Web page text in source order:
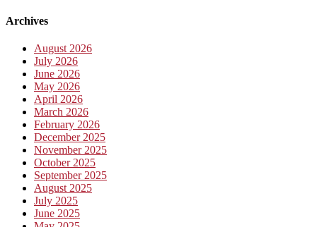
Archives
August 2026
July 2026
June 2026
May 2026
April 2026
March 2026
February 2026
December 2025
November 2025
October 2025
September 2025
August 2025
July 2025
June 2025